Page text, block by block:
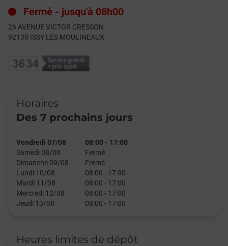
Fermé - jusqu'à 08h00
26 AVENUE VICTOR CRESSON
92130 ISSY LES MOULINEAUX
Horaires
Des 7 prochains jours
Vendredi 07/08 08:00 - 17:00
Samedi 08/08
Fermé
Dimanche 09/08
Fermé
Lundi 10/08
08:00 - 17:00
Mardi 11/08
08:00 - 17:00
Mercredi 12/08
08:00 - 17:00
Jeudi 13/08
08:00 - 17:00
Heures limites de dépôt